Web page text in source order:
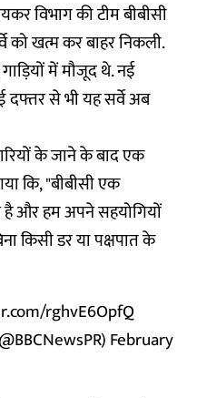
विभाग की टीम बीबीसी
को खत्म कर बाहर निकली.
में मौजूद थे. नई
दफ्तर से भी यह सर्वे अब
के जाने के बाद एक
कि, "बीबीसी एक
है और हम अपने सहयोगियों
किसी डर या पक्षपात के
rghvE6OpfQ
February